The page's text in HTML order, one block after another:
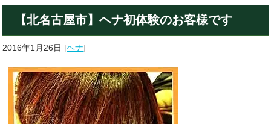
【北名古屋市】ヘナ初体験のお客様です
2016年1月26日 [ヘナ]